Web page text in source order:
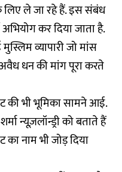
लिए ले जा रहे हैं. इस संबंध
कर दिया जाता है.
व्यापारी जो मांस
अवैध धन की मांग पूरा करते
की भी भूमिका सामने आई.
न्यूज़लॉन्ड्री को बताते हैं
नाम भी जोड़ दिया